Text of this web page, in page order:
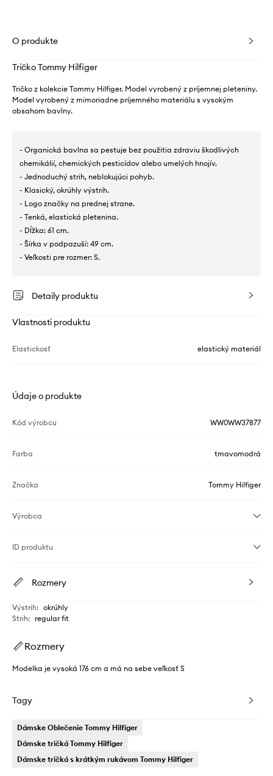
O produkte
Tričko Tommy Hilfiger
Tričko z kolekcie Tommy Hilfiger. Model vyrobený z príjemnej pleteniny.
Model vyrobený z mimoriadne príjemného materiálu s vysokým
obsahom bavlny.
- Organická bavlna sa pestuje bez použitia zdraviu škodlivých
chemikálií, chemických pesticídov alebo umelých hnojív.
- Jednoduchý strih, neblokujúci pohyb.
- Klasický, okrúhly výstrih.
- Logo značky na prednej strane.
- Tenká, elastická pletenina.
- Dĺžka: 61 cm.
- Šírka v podpazuší: 49 cm.
- Veľkosti pre rozmer: S.
Detaily produktu
Vlastnosti produktu
Elastickosť elastický materiál
Údaje o produkte
Kód výrobcu WW0WW37877
Farba tmavomodrá
Značka Tommy Hilfiger
Výrobca
ID produktu
Rozmery
Výstrih: okrúhly
Strih: regular fit
Rozmery
Modelka je vysoká 176 cm a má na sebe veľkosť S
Tagy
Dámske Oblečenie Tommy Hilfiger
Dámske tričká Tommy Hilfiger
Dámske tričká s krátkým rukávom Tommy Hilfiger